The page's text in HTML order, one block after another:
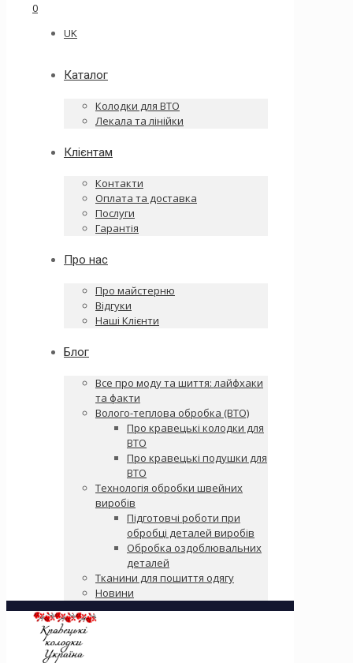
0
UK
Каталог
Колодки для ВТО
Лекала та лінійки
Клієнтам
Контакти
Оплата та доставка
Послуги
Гарантія
Про нас
Про майстерню
Відгуки
Наші Клієнти
Блог
Все про моду та шиття: лайфхаки
та факти
Волого-теплова обробка (ВТО)
Про кравецькі колодки для
ВТО
Про кравецькі подушки для
ВТО
Технологія обробки швейних
виробів
Підготовчі роботи при
обробці деталей виробів
Обробка оздоблювальних
деталей
Тканини для пошиття одягу
Новини